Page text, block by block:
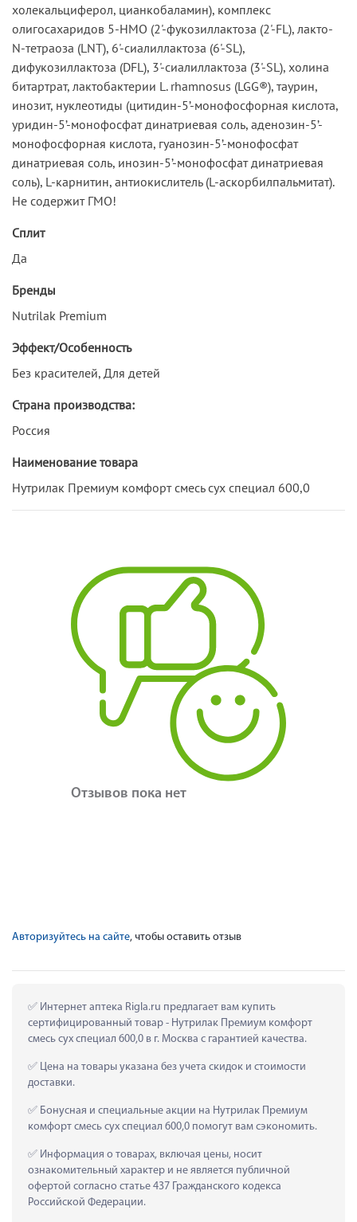
холекальциферол, цианкобаламин), комплекс
олигосахаридов 5-HMO (2'-фукозиллактоза (2'-FL), лакто-
N-тетраоза (LNT), 6'-сиалиллактоза (6'-SL),
дифукозиллактоза (DFL), 3'-сиалиллактоза (3'-SL), холина
битартрат, лактобактерии L. rhamnosus (LGG®), таурин,
инозит, нуклеотиды (цитидин-5’-монофосфорная кислота,
уридин-5’-монофосфат динатриевая соль, аденозин-5’-
монофосфорная кислота, гуанозин-5’-монофосфат
динатриевая соль, инозин-5’-монофосфат динатриевая
соль), L-карнитин, антиокислитель (L-аскорбилпальмитат).
Не содержит ГМО!
Сплит
Да
Бренды
Nutrilak Premium
Эффект/Особенность
Без красителей, Для детей
Страна производства:
Россия
Наименование товара
Нутрилак Премиум комфорт смесь сух специал 600,0
Отзывов пока нет
Авторизуйтесь на сайте, чтобы оставить отзыв
Интернет аптека Rigla.ru предлагает вам купить
сертифицированный товар - Нутрилак Премиум комфорт
смесь сух специал 600,0 в г. Москва с гарантией качества.
Цена на товары указана без учета скидок и стоимости
доставки.
Бонусная и специальные акции на Нутрилак Премиум
комфорт смесь сух специал 600,0 помогут вам сэкономить.
Информация о товарах, включая цены, носит
ознакомительный характер и не является публичной
офертой согласно статье 437 Гражданского кодекса
Российской Федерации.